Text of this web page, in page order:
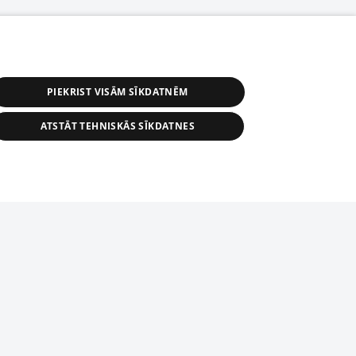
PIEKRIST VISĀM SĪKDATNĒM
ATSTĀT TEHNISKĀS SĪKDATNES